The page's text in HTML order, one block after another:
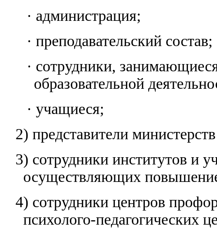
· администрация;
· преподавательский состав;
· сотрудники,
образовательной
· учащиеся;
2) представители
3) сотрудники институтов и
осуществляющих
4) сотрудники центров
психолого-педагогических